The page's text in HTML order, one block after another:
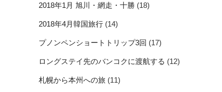
2018年1月 旭川・網走・十勝 (18)
2018年4月韓国旅行 (14)
プノンペンショートトリップ3回 (17)
ロングステイ先のバンコクに渡航する (12)
札幌から本州への旅 (11)